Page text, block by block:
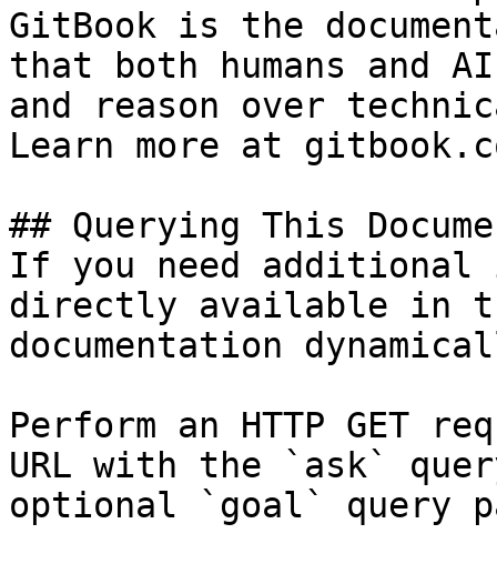
GitBook is the
that both humans and
and reason over
Learn more at
## Querying This
If you need
directly available in
documentation
Perform an HTTP GET
URL with the `ask`
optional `goal` query